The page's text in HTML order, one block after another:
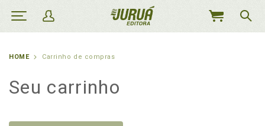
MEU
HOME Carrinho de compras
Seu carrinho